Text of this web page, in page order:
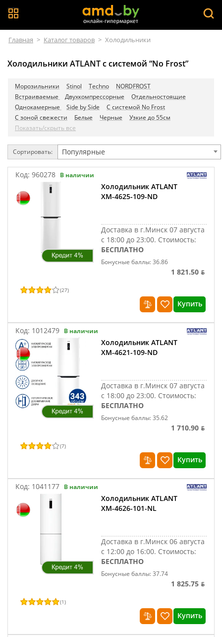
Главная > Каталог товаров > Холодильники
Холодильники ATLANT с системой “No Frost”
Морозильники Stinol Techno
NORDFROST
Встраиваемые
Двухкомпрессорные
Отдельностоящие
Однокамерные
Side by Side
С системой No Frost
С зоной свежести
Белые Черные
Узкие до 55см
Показать/скрыть все
Сортировать: Популярные
Код: 960278 В наличии
Холодильник ATLANT
ХМ-4625-109-ND
Доставка в г.Минск 07 августа
с 18:00 до 23:00. Стоимость:
БЕСПЛАТНО
Бонусные баллы: 36.86
1 821.50 ƃ
(27)
Купить
Код: 1012479 В наличии
Холодильник ATLANT
ХМ-4621-109-ND
Доставка в г.Минск 07 августа
с 18:00 до 23:00. Стоимость:
БЕСПЛАТНО
Бонусные баллы: 35.62
1 710.90 ƃ
(7)
Купить
Код: 1041177 В наличии
Холодильник ATLANT
ХМ-4626-101-NL
Доставка в г.Минск 06 августа
с 12:00 до 16:00. Стоимость:
БЕСПЛАТНО
Бонусные баллы: 37.74
1 825.75 ƃ
(1)
Купить